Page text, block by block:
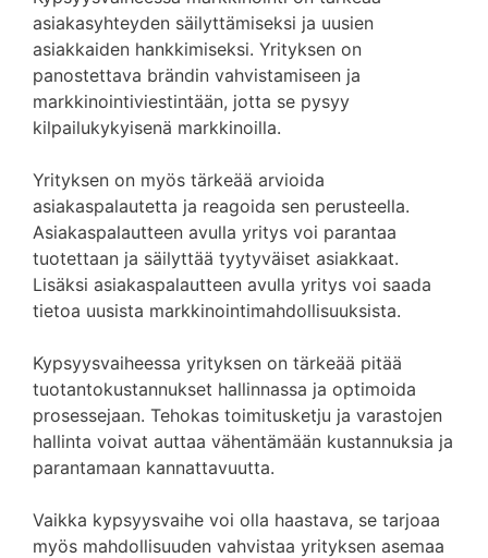
asiakasyhteyden säilyttämiseksi ja uusien
asiakkaiden hankkimiseksi. Yrityksen on
panostettava brändin vahvistamiseen ja
markkinointiviestintään, jotta se pysyy
kilpailukykyisenä markkinoilla.
Yrityksen on myös tärkeää arvioida
asiakaspalautetta ja reagoida sen perusteella.
Asiakaspalautteen avulla yritys voi parantaa
tuotettaan ja säilyttää tyytyväiset asiakkaat.
Lisäksi asiakaspalautteen avulla yritys voi saada
tietoa uusista markkinointimahdollisuuksista.
Kypsyysvaiheessa yrityksen on tärkeää pitää
tuotantokustannukset hallinnassa ja optimoida
prosessejaan. Tehokas toimitusketju ja varastojen
hallinta voivat auttaa vähentämään kustannuksia ja
parantamaan kannattavuutta.
Vaikka kypsyysvaihe voi olla haastava, se tarjoaa
myös mahdollisuuden vahvistaa yrityksen asemaa